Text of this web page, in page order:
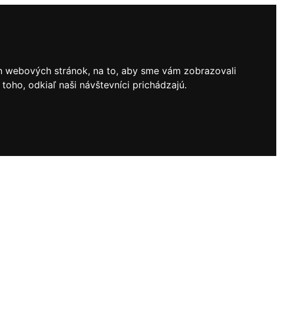
stránok, na to, aby sme vám zobrazovali
odkiaľ naši návštevníci prichádzajú.